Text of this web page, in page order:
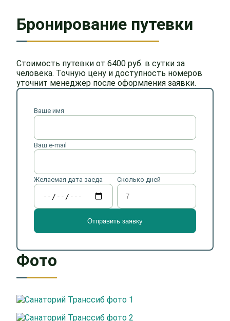
Бронирование путевки
Стоимость путевки от 6400 руб. в сутки за
человека. Точную цену и доступность номеров
уточнит менеджер после оформления заявки.
Ваше имя
Ваш e-mail
Желаемая дата заеда Сколько дней
Фото